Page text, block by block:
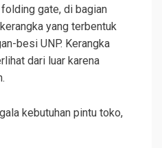
gate, di bagian
yang terbentuk
besi UNP. Kerangka
dari luar karena
kebutuhan pintu toko,